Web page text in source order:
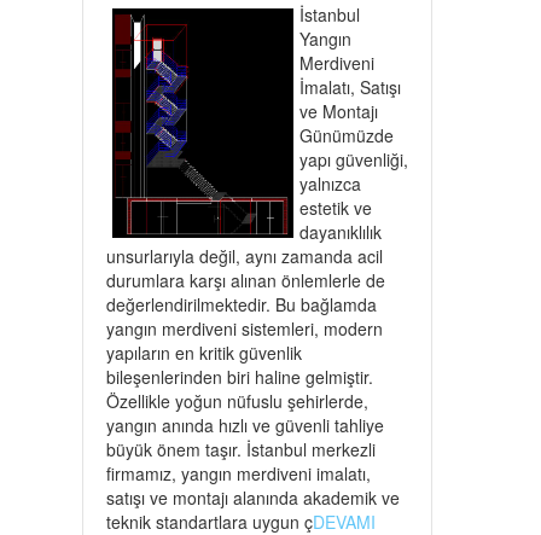
İstanbul
Yangın
Merdiveni
İmalatı, Satışı
ve Montajı
Günümüzde
yapı güvenliği,
yalnızca
estetik ve
dayanıklılık
unsurlarıyla değil, aynı zamanda acil
durumlara karşı alınan önlemlerle de
değerlendirilmektedir. Bu bağlamda
yangın merdiveni sistemleri, modern
yapıların en kritik güvenlik
bileşenlerinden biri haline gelmiştir.
Özellikle yoğun nüfuslu şehirlerde,
yangın anında hızlı ve güvenli tahliye
büyük önem taşır. İstanbul merkezli
firmamız, yangın merdiveni imalatı,
satışı ve montajı alanında akademik ve
teknik standartlara uygun çDEVAMI